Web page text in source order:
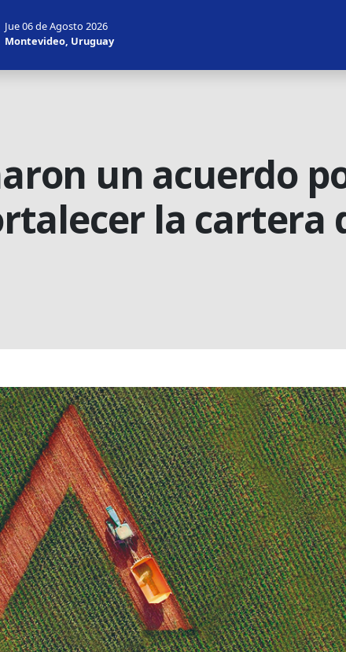
Jue 06 de Agosto 2026
Montevideo, Uruguay
un acuerdo
la cartera